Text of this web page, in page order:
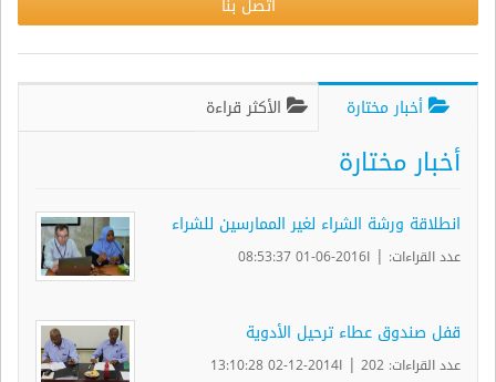
اتصل بنا
أخبار مختارة الأكثر قراءة
أخبار مختارة
انطلاقة ورشة الشراء لغير الممارسين للشراء
عدد القراءات: | ا2016-06-01 08:53:37
قفل صندوق عطاء ترحيل الأدوية
عدد القراءات: 202 | ا2014-12-02 13:10:28